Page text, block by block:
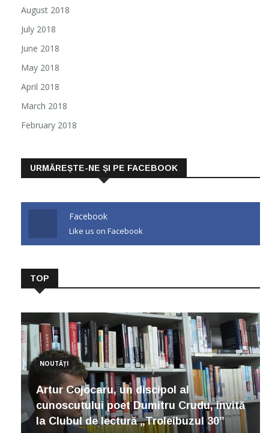
August 2018
July 2018
June 2018
May 2018
April 2018
March 2018
February 2018
URMĂREȘTE-NE ȘI PE FACEBOOK
Facebook
Like us on Facebook
TOP
NOUTĂȚI
Artur Cojocaru, un discipol al
cunoscutului poet Dumitru Crudu, invită
la Clubul de lectură „Troleibuzul 30”